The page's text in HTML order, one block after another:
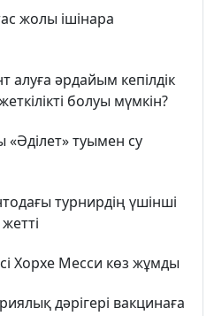
жолы ішінара
алуға әрдайым кепілдік
болуы мүмкін?
туымен су
турнирдің үшінші
Хорхе Месси көз жұмды
дәрігері вакцинаға